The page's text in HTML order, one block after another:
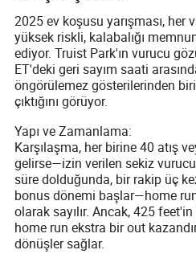
2025 ev koşusu yarışması, her
yüksek riskli, kalabalığı
ediyor. Truist Park'ın vurucu
ET'deki geri sayım saati
öngörülemez gösterilerinden
çıktığını görüyor.
Yapı ve Zamanlama:
Karşılaşma, her birine 40 atış
gelirse—izin verilen sekiz
süre dolduğunda, bir rakip üç
bonus dönemi başlar—home
olarak sayılır. Ancak, 425
home run ekstra bir out
dönüşler sağlar.